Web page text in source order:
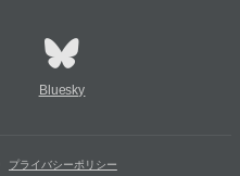
Bluesky
プライバシーポリシー